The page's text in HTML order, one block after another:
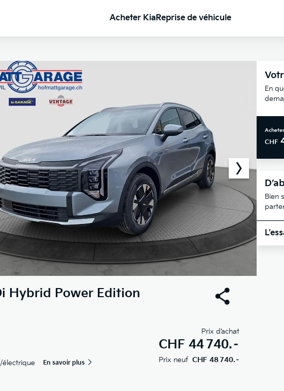
Acheter KiaReprise de véhicule
Hybrid Power Edition
électrique En savoir plus
Prix d’achat
CHF 44 740.–
Prix neuf CHF 48 740.–
En
CHF
Bien